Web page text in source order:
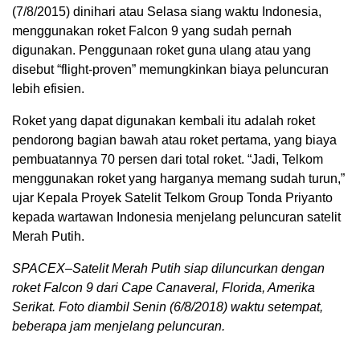
(7/8/2015) dinihari atau Selasa siang waktu Indonesia,
menggunakan roket Falcon 9 yang sudah pernah
digunakan. Penggunaan roket guna ulang atau yang
disebut “flight-proven” memungkinkan biaya peluncuran
lebih efisien.
Roket yang dapat digunakan kembali itu adalah roket
pendorong bagian bawah atau roket pertama, yang biaya
pembuatannya 70 persen dari total roket. “Jadi, Telkom
menggunakan roket yang harganya memang sudah turun,”
ujar Kepala Proyek Satelit Telkom Group Tonda Priyanto
kepada wartawan Indonesia menjelang peluncuran satelit
Merah Putih.
SPACEX–Satelit Merah Putih siap diluncurkan dengan
roket Falcon 9 dari Cape Canaveral, Florida, Amerika
Serikat. Foto diambil Senin (6/8/2018) waktu setempat,
beberapa jam menjelang peluncuran.